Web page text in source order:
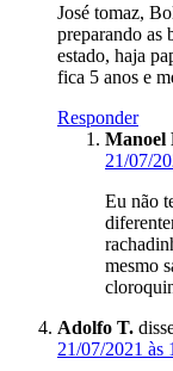
José tomaz,
preparando as
estado, haja
fica 5 anos e
Responder
Manoel
21/07/
Eu não
mesmo
Adolfo T.
21/07/2021 às